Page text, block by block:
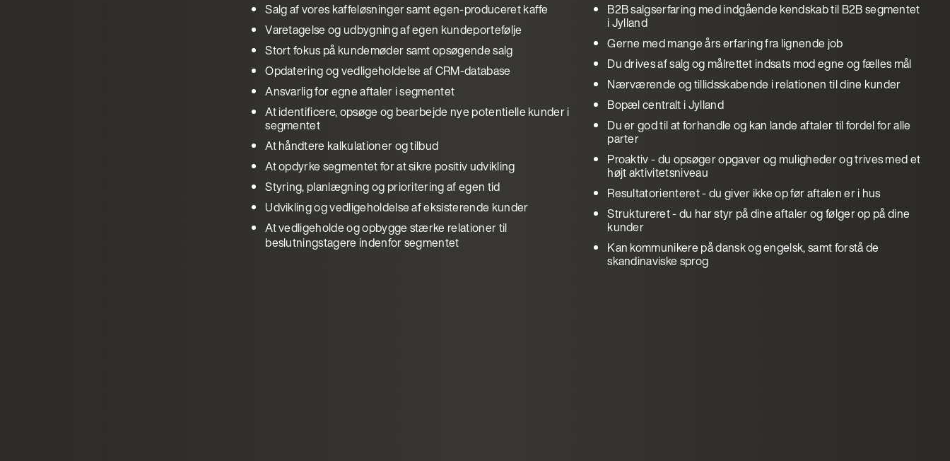
Salg af vores kaffeløsninger samt egen-produceret kaffe
Varetagelse og udbygning af egen kundeportefølje
Stort fokus på kundemøder samt opsøgende salg
Opdatering og vedligeholdelse af CRM-database
Ansvarlig for egne aftaler i segmentet
At identificere, opsøge og bearbejde nye potentielle kunder i
segmentet
At håndtere kalkulationer og tilbud
At opdyrke segmentet for at sikre positiv udvikling
Styring, planlægning og prioritering af egen tid
Udvikling og vedligeholdelse af eksisterende kunder
At vedligeholde og opbygge stærke relationer til
beslutningstagere indenfor segmentet
B2B salgserfaring med indgående kendskab til B2B segmentet
i Jylland
Gerne med mange års erfaring fra lignende job
Du drives af salg og målrettet indsats mod egne og fælles mål
Nærværende og tillidsskabende i relationen til dine kunder
Bopæl centralt i Jylland
Du er god til at forhandle og kan lande aftaler til fordel for alle
parter
Proaktiv - du opsøger opgaver og muligheder og trives med et
højt aktivitetsniveau
Resultatorienteret - du giver ikke op før aftalen er i hus
Struktureret - du har styr på dine aftaler og følger op på dine
kunder
Kan kommunikere på dansk og engelsk, samt forstå de
skandinaviske sprog